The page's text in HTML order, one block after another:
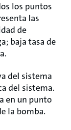
los puntos
las
de
baja tasa de
del sistema
del sistema.
en un punto
la bomba.